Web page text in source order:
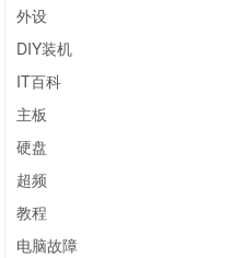
外设
DIY装机
IT百科
主板
硬盘
超频
教程
电脑故障